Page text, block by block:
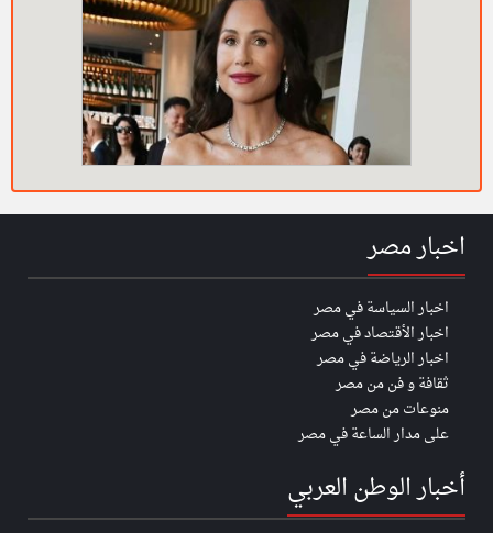
اخبار مصر
اخبار السياسة في مصر
اخبار الأقتصاد في مصر
اخبار الرياضة في مصر
ثقافة و فن من مصر
منوعات من مصر
على مدار الساعة في مصر
أخبار الوطن العربي